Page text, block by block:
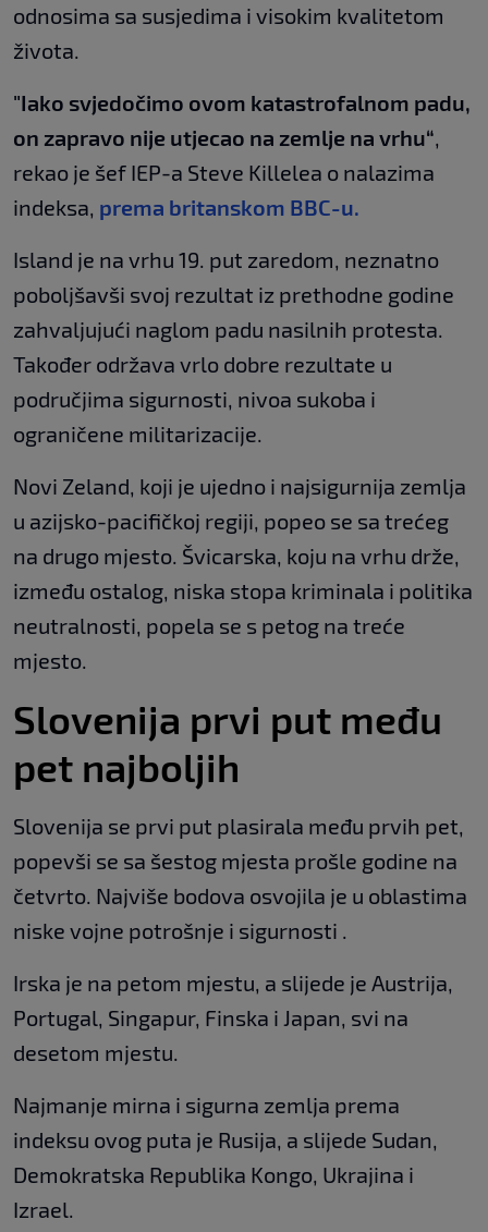
odnosima sa susjedima i visokim kvalitetom
života.
"Iako svjedočimo ovom katastrofalnom padu,
on zapravo nije utjecao na zemlje na vrhu“
rekao je šef IEP-a Steve Killelea o nalazima
indeksa, prema britanskom BBC-u.
Island je na vrhu 19. put zaredom, neznatno
poboljšavši svoj rezultat iz prethodne godine
zahvaljujući naglom padu nasilnih protesta.
Također održava vrlo dobre rezultate u
područjima sigurnosti, nivoa sukoba i
ograničene militarizacije.
Novi Zeland, koji je ujedno i najsigurnija zemlja
u azijsko-pacifičkoj regiji, popeo se sa trećeg
na drugo mjesto. Švicarska, koju na vrhu drže,
između ostalog, niska stopa kriminala i politika
neutralnosti, popela se s petog na treće
mjesto.
Slovenija prvi put među
pet najboljih
Slovenija se prvi put plasirala među prvih pet,
popevši se sa šestog mjesta prošle godine na
četvrto. Najviše bodova osvojila je u oblastima
niske vojne potrošnje i sigurnosti .
Irska je na petom mjestu, a slijede je Austrija,
Portugal, Singapur, Finska i Japan, svi na
desetom mjestu.
Najmanje mirna i sigurna zemlja prema
indeksu ovog puta je Rusija, a slijede Sudan,
Demokratska Republika Kongo, Ukrajina i
Izrael.